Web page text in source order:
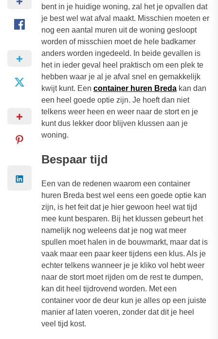
bent in je huidige woning, zal het je opvallen dat
je best wel wat afval maakt. Misschien moeten er
nog een aantal muren uit de woning gesloopt
worden of misschien moet de hele badkamer
anders worden ingedeeld. In beide gevallen is
het in ieder geval heel praktisch om een plek te
hebben waar je al je afval snel en gemakkelijk
kwijt kunt. Een container huren Breda kan dan
een heel goede optie zijn. Je hoeft dan niet
telkens weer heen en weer naar de stort en je
kunt dus lekker door blijven klussen aan je
woning.
Bespaar tijd
Een van de redenen waarom een container
huren Breda best wel eens een goede optie kan
zijn, is het feit dat je hier gewoon heel wat tijd
mee kunt besparen. Bij het klussen gebeurt het
namelijk nog weleens dat je nog wat meer
spullen moet halen in de bouwmarkt, maar dat is
vaak maar een paar keer tijdens een klus. Als je
echter telkens wanneer je je kliko vol hebt weer
naar de stort moet rijden om de rest te dumpen,
kan dit heel tijdrovend worden. Met een
container voor de deur kun je alles op een juiste
manier af laten voeren, zonder dat dit je heel
veel tijd kost.